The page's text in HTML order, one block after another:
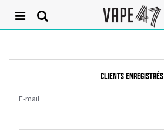
CLIENTS ENREGISTRÉS
E-mail